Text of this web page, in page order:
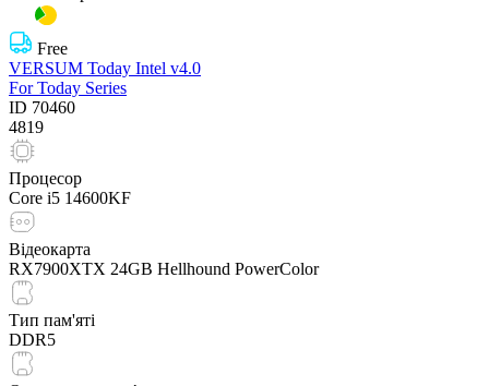
Free
VERSUM Today Intel v4.0
For Today Series
ID 70460
4819
Процесор
Core i5 14600KF
Відеокарта
RX7900XTX 24GB Hellhound PowerColor
Тип пам'яті
DDR5